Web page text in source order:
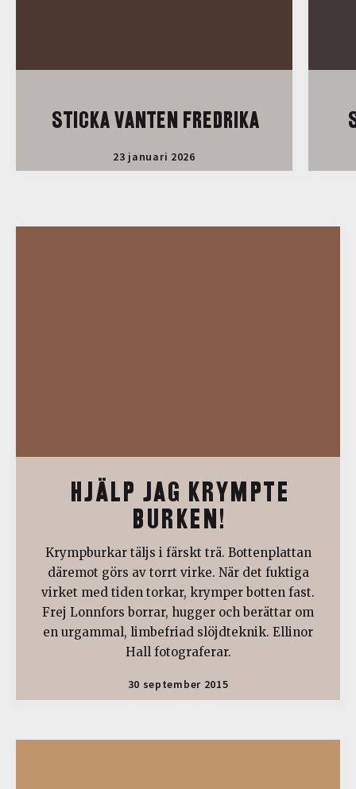
STICKA VANTEN FREDRIKA
23 januari 2026
HJÄLP JAG KRYMPTE
BURKEN!
Krympburkar täljs i färskt trä. Bottenplattan
däremot görs av torrt virke. När det fuktiga
virket med tiden torkar, krymper botten fast.
Frej Lonnfors borrar, hugger och berättar om
en urgammal, limbefriad slöjdteknik. Ellinor
Hall fotograferar.
30 september 2015